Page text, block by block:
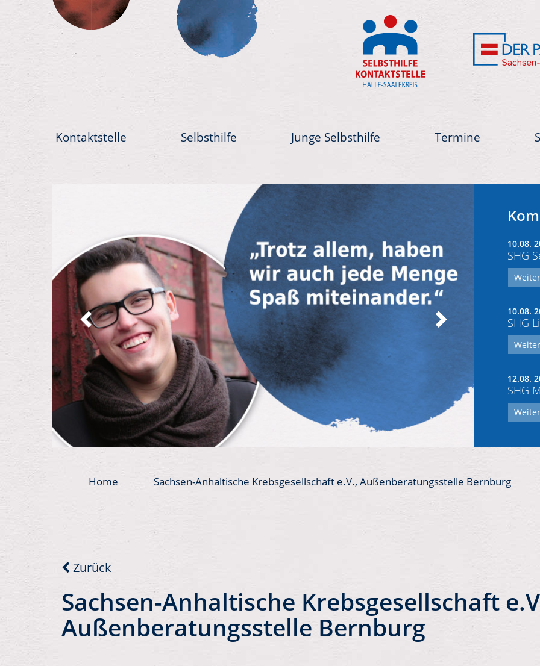
Kontaktstelle Selbsthilfe Junge Selbsthilfe Termine
10.08.
SHG
10.08.
SHG
12.08.
SHG
Home Sachsen-Anhaltische Krebsgesellschaft e.V., Außenberatungsstelle Bernburg
Zurück
Sachsen-Anhaltische Krebsgesellschaft
Außenberatungsstelle Bernburg